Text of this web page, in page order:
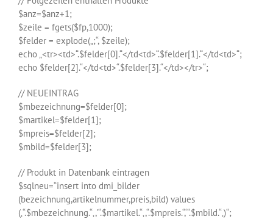
$anz=$anz+1;
$zeile = fgets($fp,1000);
$felder = explode(„;“, $zeile);
echo „<tr><td>“.$felder[0].“</td<td>“.$felder[1].“</td<td>“;
echo $felder[2].“</td<td>“.$felder[3].“</td></tr>“;
// NEUEINTRAG
$mbezeichnung=$felder[0];
$martikel=$felder[1];
$mpreis=$felder[2];
$mbild=$felder[3];
// Produkt in Datenbank eintragen
$sqlneu=“insert into dmi_bilder
(bezeichnung,artikelnummer,preis,bild) values
(‚“.$mbezeichnung.“‚,'“.$martikel.“‚,“.$mpreis.“,‘“.$mbild.“‚)“;